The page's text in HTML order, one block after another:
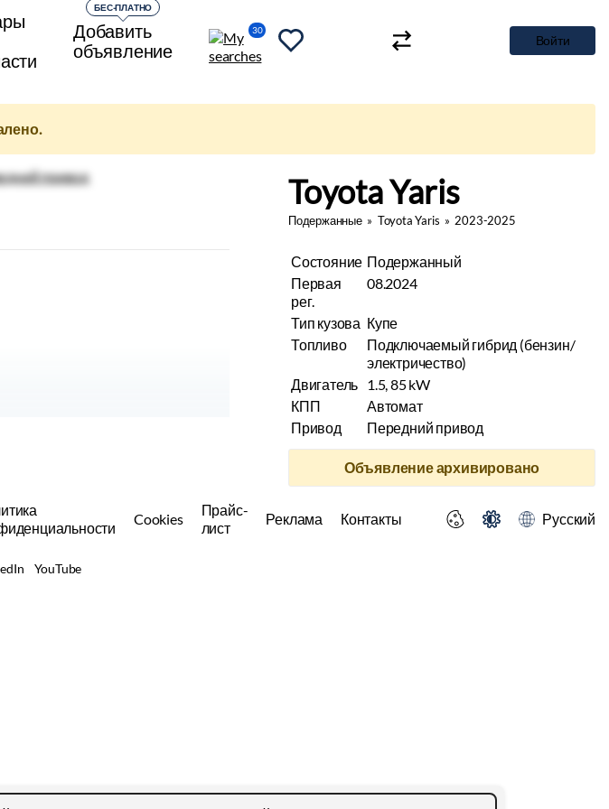
Добавить
объявление
БЕС-ПЛАТНО
30
Войти
Toyota Yaris
Подержанные» Toyota Yaris » 2023-2025
Состояние Подержанный
Первая
рег.
08.2024
Тип кузова Купе
Топливо
Подключаемый гибрид (бензин/
электричество)
Двигатель 1.5, 85 kW
КПП
Автомат
Привод
Передний привод
Объявление архивировано
Cookies
Прайс-
лист
Реклама Контакты Русский
YouTube